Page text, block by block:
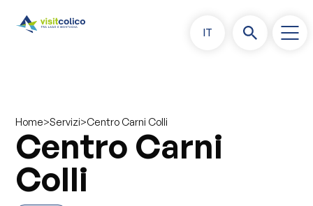
IT
Home>Servizi>Centro Carni Colli
Centro Carni
Colli